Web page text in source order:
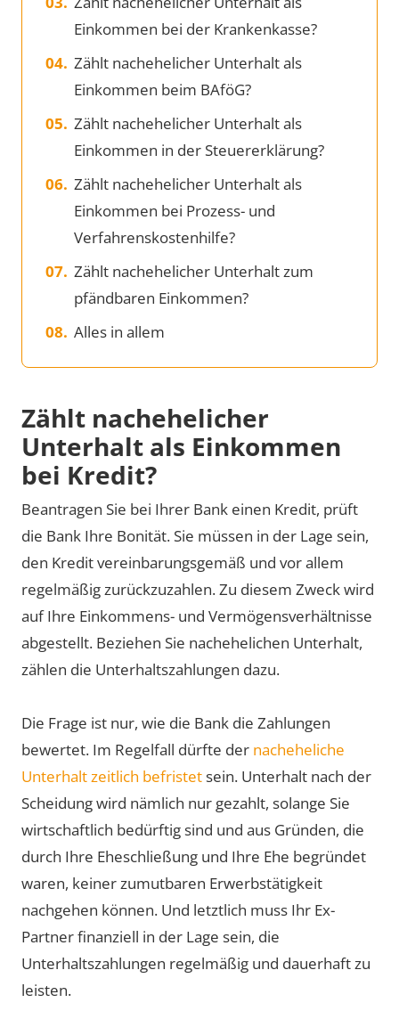
Einkommen bei der Krankenkasse?
Zählt nachehelicher Unterhalt als
Einkommen beim BAföG?
Zählt nachehelicher Unterhalt als
Einkommen in der Steuererklärung?
Zählt nachehelicher Unterhalt als
Einkommen bei Prozess- und
Verfahrenskostenhilfe?
Zählt nachehelicher Unterhalt zum
pfändbaren Einkommen?
Alles in allem
Zählt nachehelicher
Unterhalt als Einkommen
bei Kredit?
Beantragen Sie bei Ihrer Bank einen Kredit, prüft
die Bank Ihre Bonität. Sie müssen in der Lage sein,
den Kredit vereinbarungsgemäß und vor allem
regelmäßig zurückzuzahlen. Zu diesem Zweck wird
auf Ihre Einkommens- und Vermögensverhältnisse
abgestellt. Beziehen Sie nachehelichen Unterhalt,
zählen die Unterhaltszahlungen dazu.
Die Frage ist nur, wie die Bank die Zahlungen
bewertet. Im Regelfall dürfte der nacheheliche
Unterhalt zeitlich befristetsein. Unterhalt nach der
Scheidung wird nämlich nur gezahlt, solange Sie
wirtschaftlich bedürftig sind und aus Gründen, die
durch Ihre Eheschließung und Ihre Ehe begründet
waren, keiner zumutbaren Erwerbstätigkeit
nachgehen können. Und letztlich muss Ihr Ex-
Partner finanziell in der Lage sein, die
Unterhaltszahlungen regelmäßig und dauerhaft zu
leisten.